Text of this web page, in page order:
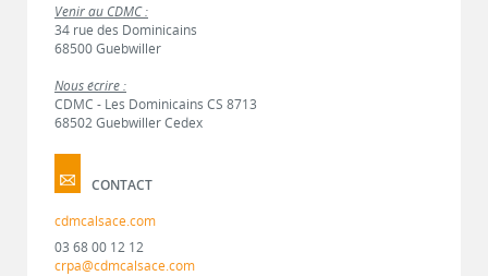
Venir au CDMC :
34 rue des Dominicains
68500 Guebwiller
Nous écrire :
CDMC - Les Dominicains CS 8713
68502 Guebwiller Cedex
CONTACT
cdmcalsace.com
03 68 00 12 12
crpa@cdmcalsace.com